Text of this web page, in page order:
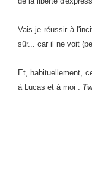
Vais-je réussir à
sûr... car il ne voit
Et, habituellement,
à Lucas et à moi :